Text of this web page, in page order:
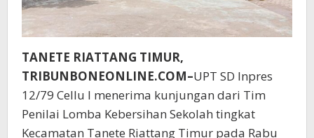
TANETE RIATTANG TIMUR,
TRIBUNBONEONLINE.COM–UPT SD Inpres
12/79 Cellu I menerima kunjungan dari Tim
Penilai Lomba Kebersihan Sekolah tingkat
Kecamatan Tanete Riattang Timur pada Rabu